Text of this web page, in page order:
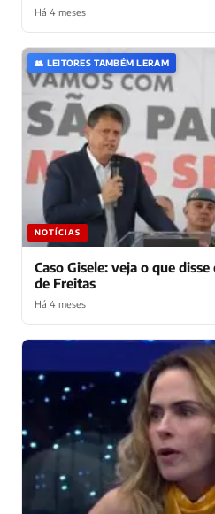
Há 4 meses
👥 LEITORES TAMBÉM LERAM
NOTÍCIAS
Caso Gisele: veja o que
de Freitas
Há 4 meses